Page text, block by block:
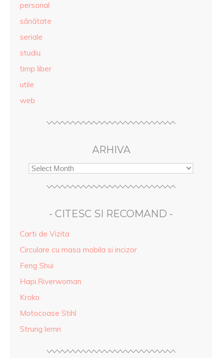
personal
sănătate
seriale
studiu
timp liber
utile
web
ARHIVA
- CITESC SI RECOMAND -
Carti de Vizita
Circulare cu masa mobila si incizor
Feng Shui
Hapi.Riverwoman
Kroko
Motocoase Stihl
Strung lemn